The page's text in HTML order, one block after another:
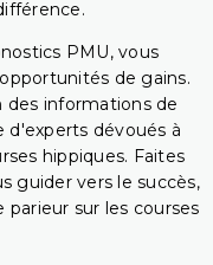
PMU, vous
de gains.
des informations de
d'experts dévoués à
hippiques. Faites
guider vers le succès,
sur les courses